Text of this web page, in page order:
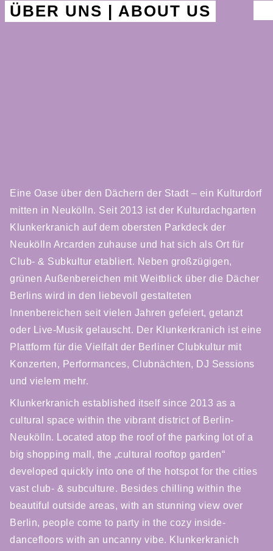
ÜBER UNS | ABOUT US
Eine Oase über den Dächern der Stadt – ein Kulturdorf
mitten in Neukölln. Seit 2013 ist der Kulturdachgarten
Klunkerkranich auf dem obersten Parkdeck der
Neukölln Arcarden zuhause und hat sich als Ort für
Club- & Subkultur etabliert. Neben großzügigen,
grünen Außenbereichen mit Weitblick über die Dächer
Berlins wird in den liebevoll gestalteten
Innenbereichen seit vielen Jahren gefeiert, getanzt
oder Live-Musik gelauscht. Der Klunkerkranich ist eine
Plattform für die Vielfalt der Berliner Clubkultur mit
Konzerten, Performances, Clubnächten, DJ Sessions
und vielem mehr.
Klunkerkranich established itself since 2013 as a
cultural space within the vibrant district of Berlin-
Neukölln. Located atop the roof of the parking lot of a
big shopping mall, the „cultural rooftop garden“
developed quickly into one of the hotspot for the cities
vast club- & subculture. Besides chilling within the
beautiful outside areas, with an stunning view over
Berlin, people come to party in the cozy inside-
dancefloors with an uncanny vibe. Klunkerkranich